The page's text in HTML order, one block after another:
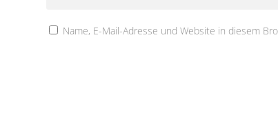
Name, E-Mail-Adresse und Website in diesem